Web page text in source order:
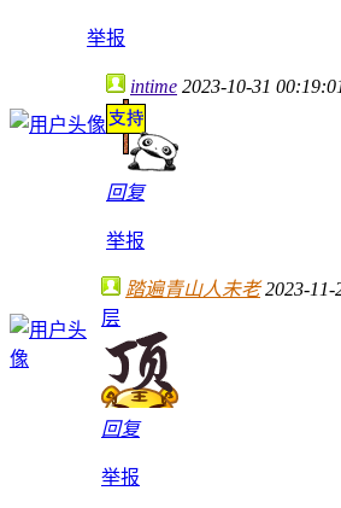
举报
intime 2023-10-31
回复
举报
踏遍青山人未老2023-11-
层
回复
举报